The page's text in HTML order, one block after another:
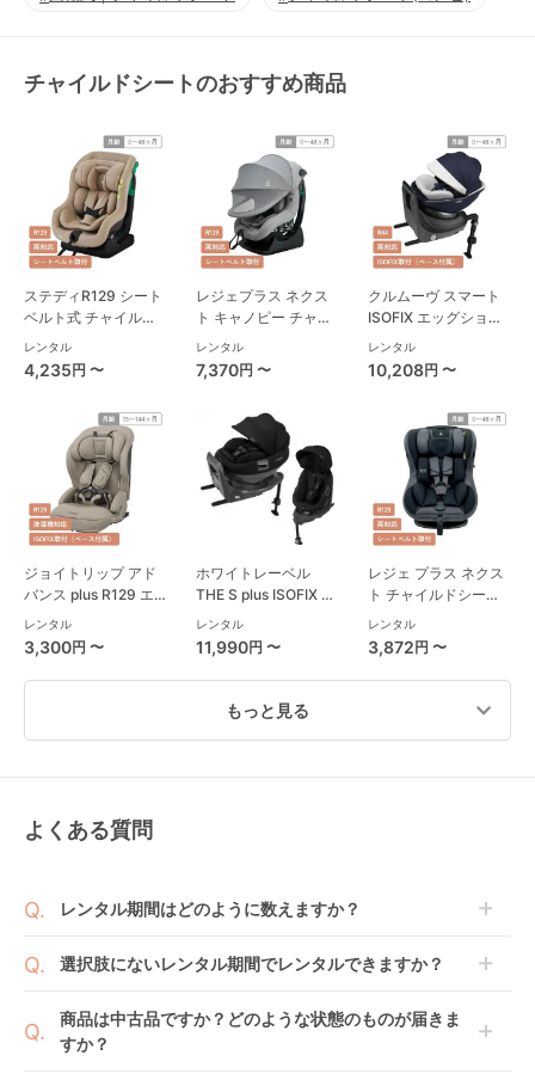
チャイルドシートのおすすめ商品
ステディR129 シート
ベルト式 チャイルド
シート ジョイー(joie)
レンタル
4,235円 〜
レジェプラス ネクス
ト キャノピー チャイ
ルドシート 西松屋
レンタル
7,370円 〜
クルムーヴ スマート
ISOFIX エッグショッ
ク JL-590 コンビ
(Combi) チャイルド
シート
レンタル
10,208円 〜
ジョイトリップ アド
バンス plus R129 エ
ッグショック SC チャ
イルドシート コンビ
(Combi)
レンタル
3,300円 〜
ホワイトレーベル
THE S plus ISOFIX エ
ッグショック ZC-750
チャイルドシート コ
ンビ(Combi)
レンタル
11,990円 〜
レジェ プラス ネクス
ト チャイルドシート
西松屋
レンタル
3,872円 〜
ルドシート
レンタル
5,907
(cybex)
レンタル
4,290
もっと見る
よくある質問
レンタル期間はどのように数えますか？
開始日1日目となります。
日までに配送業者（佐川急便）に商品の引渡しとなり
ます。
選択肢にないレンタル期間でレンタルできますか？
間の利用が可能です。
例えば4ヶ月の場合、3ヶ月レンタル＋1ヶ月延長とし
商品は中古品ですか？どのような状態のものが届きま
すか？